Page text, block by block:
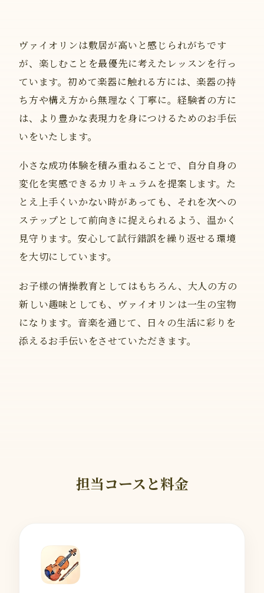
ヴァイオリンは敷居が高いと感じられがちです
が、楽しむことを最優先に考えたレッスンを行っ
ています。初めて楽器に触れる方には、楽器の持
ち方や構え方から無理なく丁寧に。経験者の方に
は、より豊かな表現力を身につけるためのお手伝
いをいたします。
小さな成功体験を積み重ねることで、自分自身の
変化を実感できるカリキュラムを提案します。た
とえ上手くいかない時があっても、それを次への
ステップとして前向きに捉えられるよう、温かく
見守ります。安心して試行錯誤を繰り返せる環境
を大切にしています。
お子様の情操教育としてはもちろん、大人の方の
新しい趣味としても、ヴァイオリンは一生の宝物
になります。音楽を通じて、日々の生活に彩りを
添えるお手伝いをさせていただきます。
担当コースと料金